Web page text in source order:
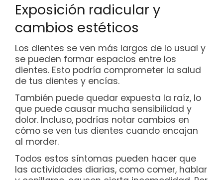
Exposición radicular y
cambios estéticos
Los dientes se ven más largos de lo usual y
se pueden formar espacios entre los
dientes. Esto podría comprometer la salud
de tus dientes y encías.
También puede quedar expuesta la raíz, lo
que puede causar mucha sensibilidad y
dolor. Incluso, podrías notar cambios en
cómo se ven tus dientes cuando encajan
al morder.
Todos estos síntomas pueden hacer que
las actividades diarias, como comer, hablar